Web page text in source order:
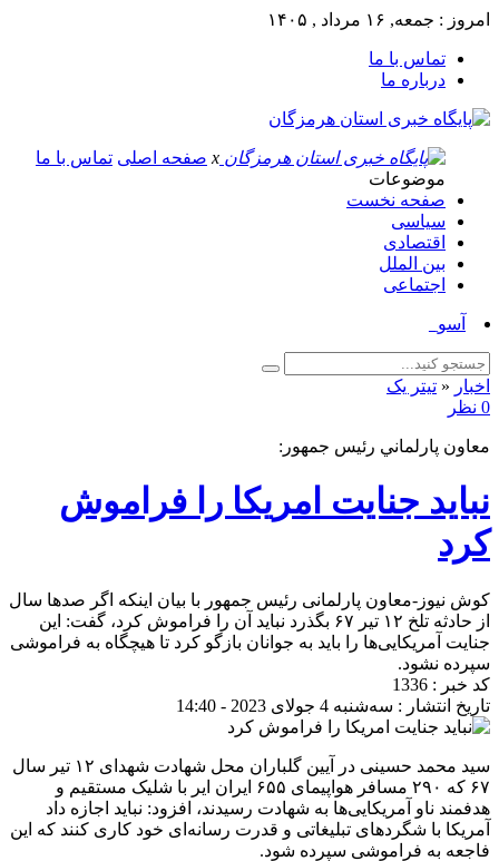
امروز : جمعه, ۱۶ مرداد , ۱۴۰۵
تماس با ما
درباره ما
x صفحه اصلی تماس با ما
موضوعات
صفحه نخست
سیاسی
اقتصادی
بین الملل
اجتماعی
آسوشیتدپرس: _
اخبار « تیتر یک
0 نظر
معاون پارلماني رئيس جمهور:
نباید جنایت امریكا را فراموش
كرد
کوش نیوز-معاون پارلمانی رئیس جمهور با بیان اینکه اگر صدها سال
از حادثه تلخ ۱۲ تیر ۶۷ بگذرد نباید آن را فراموش کرد، گفت: این
جنایت آمریکایی‌ها را باید به جوانان بازگو کرد تا هیچگاه به فراموشی
سپرده نشود.
کد خبر : 1336
تاریخ انتشار : سه‌شنبه 4 جولای 2023 - 14:40
سید محمد حسینی در آیین گلباران محل شهادت شهدای ۱۲ تیر سال
۶۷ که ۲۹۰ مسافر هواپیمای ۶۵۵ ایران ایر با شلیک مستقیم و
هدفمند ناو آمریکایی‌ها به شهادت رسیدند، افزود: نباید اجازه داد
آمریکا با شگردهای تبلیغاتی و قدرت رسانه‌ای خود کاری کنند که این
فاجعه به فراموشی سپرده شود.